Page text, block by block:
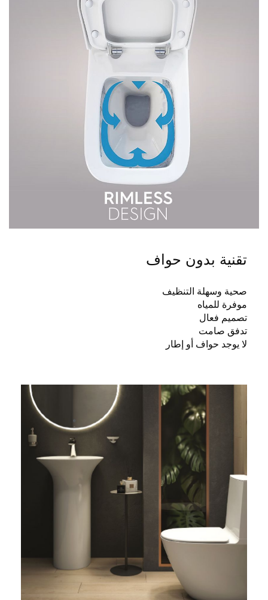
تقنية بدون حواف
صحية وسهلة التنظيف
موفرة للمياه
تصميم فعال
تدفق صامت
لا يوجد حواف أو إطار